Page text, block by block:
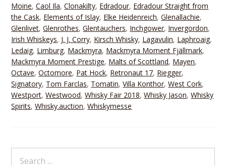
Moine,Caol Ila,Clonakilty, Edradour, Edradour Straight from
the Cask, Elements of Islay, Elke Heidenreich,Glenallachie,
Glenlivet,Glenrothes,Glentauchers, Inchgower, Invergordon,
Irish Whiskeys, J. J. Corry, Kirsch Whisky, Lagavulin, Laphroaig,
Ledaig, Limburg, Mackmyra, Mackmyra Moment Fjällmark,
Mackmyra Moment Prestige, Malts of Scottland, Mayen,
Octave,Octomore, Pat Hock, Retronaut 17, Riegger,
Signatory, Tom Farclas, Tomatin,Villa Konthor,West Cork,
Westport,Westwood,Whisky Fair 2018,Whisky Jason,Whisky
Spirits,Whisky.auction,Whiskymesse